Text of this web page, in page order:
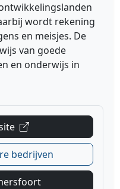
wordt rekening
en meisjes. De
van goede
en onderwijs in
bedrijven